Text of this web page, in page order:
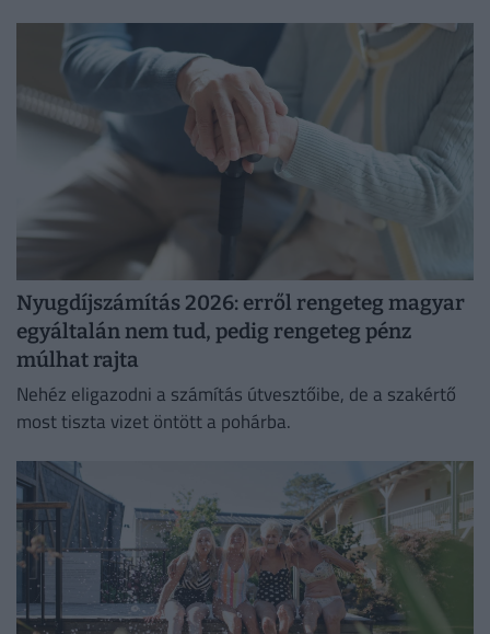
Nyugdíjszámítás 2026: erről rengeteg magyar
egyáltalán nem tud, pedig rengeteg pénz
múlhat rajta
Nehéz eligazodni a számítás útvesztőibe, de a szakértő
most tiszta vizet öntött a pohárba.